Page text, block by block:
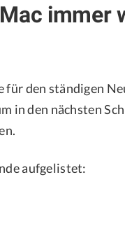
immer
für den ständigen
in den nächsten
aufgelistet: